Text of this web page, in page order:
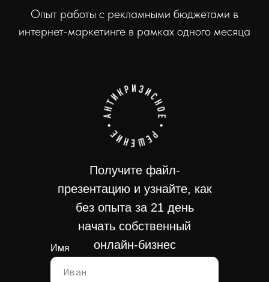
Опыт работы с рекламными бюджетами в
интернет-маркетинге в рамках одного месяца
Получите файл-
презентацию и узнайте, как
без опыта за 21 день
начать собственный
онлайн-бизнес
Имя